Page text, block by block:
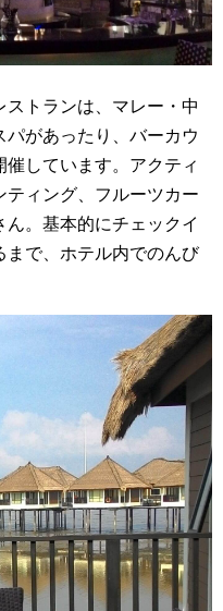
トランは、マレー・中
があったり、バーカウ
しています。アクティ
ティング、フルーツカー
。基本的にチェックイ
まで、ホテル内でのんび